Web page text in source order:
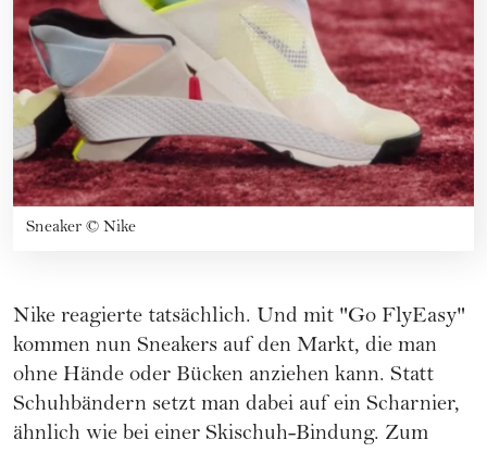
Sneaker © Nike
Nike reagierte tatsächlich. Und mit "Go FlyEasy"
kommen nun Sneakers auf den Markt, die man
ohne Hände oder Bücken anziehen kann. Statt
Schuhbändern setzt man dabei auf ein Scharnier,
ähnlich wie bei einer Skischuh-Bindung. Zum